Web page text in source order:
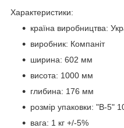
Характеристики:
країна виробництва:
виробник: Компаніт
ширина: 602 мм
висота: 1000 мм
глибина: 176 мм
розмір упаковки: "В-5"
вага: 1 кг +/-5%